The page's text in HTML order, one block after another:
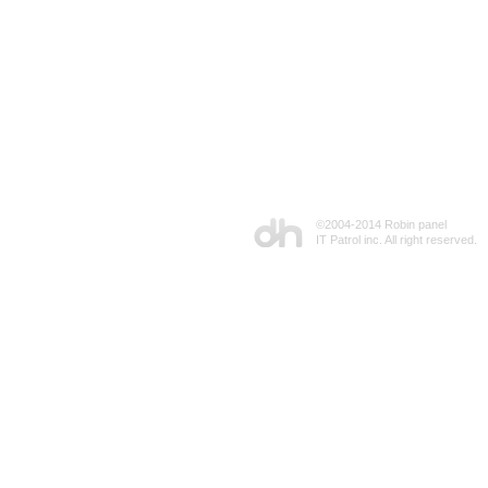
©2004-2014 Robin panel
IT Patrol inc. All right reserved.